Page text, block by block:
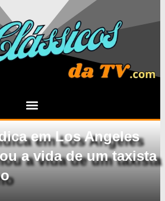
em Los Angeles
a vida de um taxista